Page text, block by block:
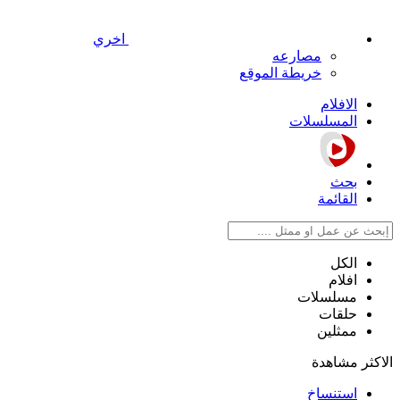
اخري
مصارعه
خريطة الموقع
الافلام
المسلسلات
بحث
القائمة
الكل
افلام
مسلسلات
حلقات
ممثلين
الاكثر مشاهدة
استنساخ